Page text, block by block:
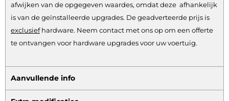
afwijken van de opgegeven waardes, omdat deze afhankelijk
is van de geïnstalleerde upgrades. De geadverteerde prijs is
exclusiefhardware. Neem contact met ons op om een offerte
te ontvangen voor hardware upgrades voor uw voertuig.
Aanvullende info